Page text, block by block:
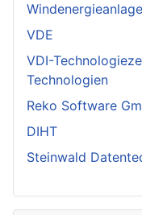
VDE
VDI-
Technologien
Reko Software
DIHT
Steinwald